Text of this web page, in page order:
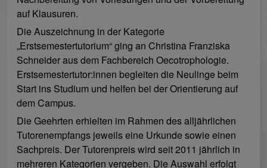
auf Klausuren.
Die Auszeichnung in der Kategorie
„Erstsemestertutorium“ ging an Christina Franziska
Schneider aus dem Fachbereich Oecotrophologie.
Erstsemestertutor:innen begleiten die Neulinge beim
Start ins Studium und helfen bei der Orientierung auf
dem Campus.
Die Geehrten erhielten im Rahmen des alljährlichen
Tutorenempfangs jeweils eine Urkunde sowie einen
Sachpreis. Der Tutorenpreis wird seit 2011 jährlich in
mehreren Kategorien vergeben. Die Auswahl erfolgt